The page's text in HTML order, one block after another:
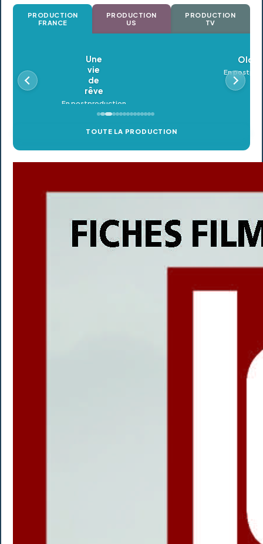
PRODUCTION
FRANCE
PRODUCTION
US
PRODUCTION
TV
Oldeupe
En postproduction
TOUTE LA PRODUCTION